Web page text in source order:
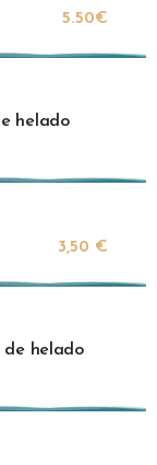
5.50€
helado
3,50 €
de helado